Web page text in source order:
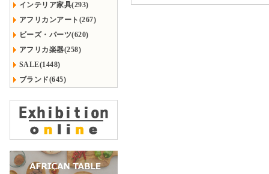
インテリア家具(293)
アフリカンアート(267)
ビーズ・パーツ(620)
アフリカ楽器(258)
SALE(1448)
ブランド(645)